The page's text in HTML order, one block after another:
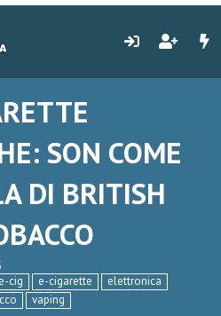
SON COME
DI BRITISH
e-cig e-cigarette
elettronica
vaping